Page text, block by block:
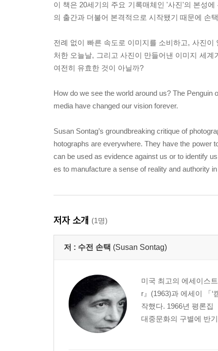
이 책은 20세기의 주요 기록매체인 '사진'의 본성
의 출간과 더불어 본격적으로 시작됐기 때문에 손
전례 없이 빠른 속도로 이미지를 소비하고, 사진
처한 오늘날, 그리고 사진이 만들어낸 이미지 세
여전히 유효한 것이 아닐까?
How do we see the world around us? The
media have changed our vision forever.
Susan Sontag’s groundbreaking critique of
hotographs are everywhere. They have the power
can be used as evidence against us or to identify
es to manufacture a sense of reality and authority
저자 소개 (1명)
저 : 수전 손택 (Susan Sontag)
미국 최고의 에세이스
r』(1963)과 에세이 「
작했다. 1966년 평론집
대중문화의 구별에 반